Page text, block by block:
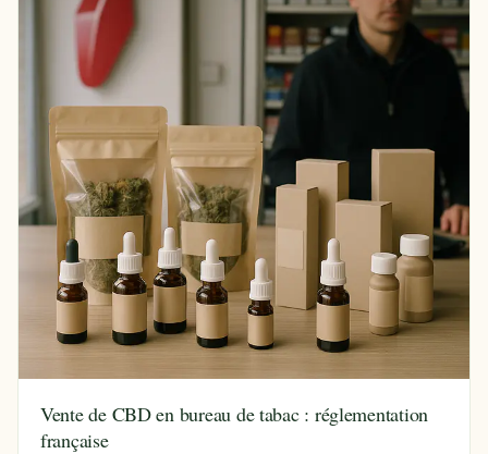
Vente de CBD en bureau de tabac : réglementation
française